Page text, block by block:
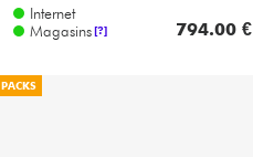
Internet
Magasins[?] 794.00 €
PACKS